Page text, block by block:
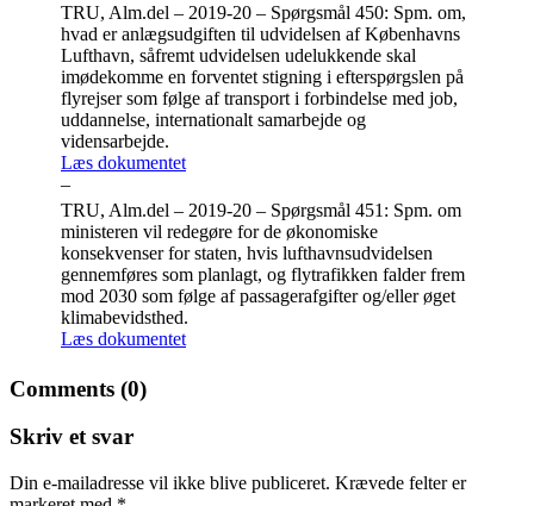
TRU, Alm.del – 2019-20 – Spørgsmål 450: Spm. om,
hvad er anlægsudgiften til udvidelsen af Københavns
Lufthavn, såfremt udvidelsen udelukkende skal
imødekomme en forventet stigning i efterspørgslen på
flyrejser som følge af transport i forbindelse med job,
uddannelse, internationalt samarbejde og
vidensarbejde.
Læs dokumentet
–
TRU, Alm.del – 2019-20 – Spørgsmål 451: Spm. om
ministeren vil redegøre for de økonomiske
konsekvenser for staten, hvis lufthavnsudvidelsen
gennemføres som planlagt, og flytrafikken falder frem
mod 2030 som følge af passagerafgifter og/eller øget
klimabevidsthed.
Læs dokumentet
Comments (0)
Skriv et svar
Din e-mailadresse vil ikke blive publiceret. Krævede felter er